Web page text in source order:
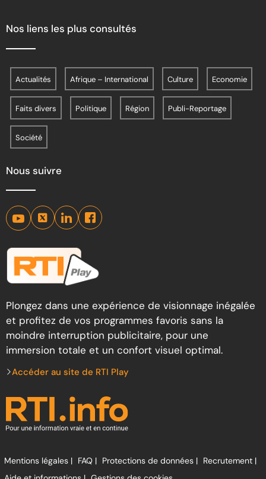
Nos liens les plus consultés
Actualités Afrique – International Culture Economie
Faits divers Politique Région Publi-Reportage
Société
Nous suivre
Plongez dans une expérience de visionnage inégalée
et profitez de vos programmes favoris sans la
moindre interruption publicitaire, pour une
immersion totale et un confort visuel optimal.
Accéder au site de RTI Play
Mentions légales | FAQ | Protections de données | Recrutement |